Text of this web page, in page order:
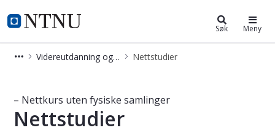
NTNU Hjemmeside
Videreutdanning og deltidsstudier
Søk Meny
Videreutdanning og deltidsstudier Nettstudier
– Nettkurs uten fysiske samlinger
Nettstudier